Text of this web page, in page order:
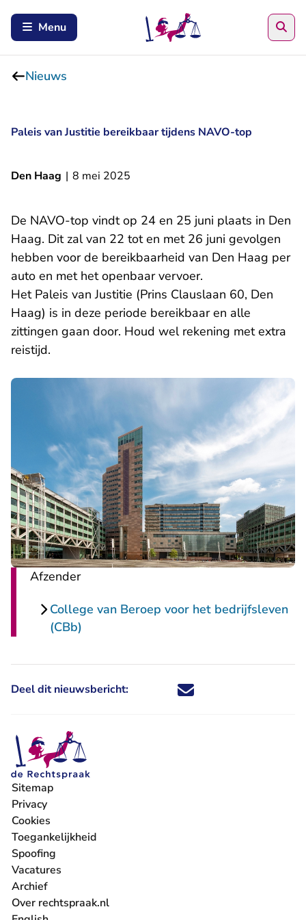
Menu
Nieuws
Paleis van Justitie bereikbaar tijdens NAVO-top
Den Haag | 8 mei 2025
De NAVO-top vindt op 24 en 25 juni plaats in Den
Haag. Dit zal van 22 tot en met 26 juni gevolgen
hebben voor de bereikbaarheid van Den Haag per
auto en met het openbaar vervoer.
Het Paleis van Justitie (Prins Clauslaan 60, Den
Haag) is in deze periode bereikbaar en alle
zittingen gaan door. Houd wel rekening met extra
reistijd.
Afzender
College van Beroep voor het bedrijfsleven
(CBb)
Deel dit nieuwsbericht: Deel dit nieuwsbericht via X -
Deel dit nieuwsbericht via
Deel dit nieuwsbericht
Deel dit
Sitemap
Privacy
Cookies
Toegankelijkheid
Spoofing
Vacatures
- U verlaat Rechtspraak.nl
Archief
Over rechtspraak.nl